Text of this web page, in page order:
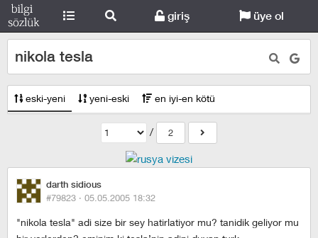
giriş üye ol
nikola tesla
eski-yeni yeni-eski en iyi-en kötü
/ 2
darth sidious
#79823 · 05.05.2005 18:32
"nikola tesla" adi size bir sey hatirlatiyor mu? tanidik geliyor mu